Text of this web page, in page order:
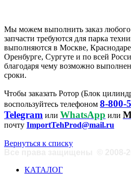
Мы можем выполнить заказ любого
запчасти требуются для парка
выполняются в Москве,
Оренбурге, Сургуте и по всей
благодаря чему возможно
сроки.
Чтобы заказать Ротор (Блок
воспользуйтесь телефоном 8-800-
Telegram или WhatsApp или
почту ImportTehProd@mail.ru
Вернуться к списку
КАТАЛОГ